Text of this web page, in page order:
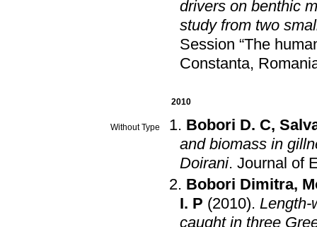
drivers on benthic
study from two
Session “The
Constanta,
2010
Without Type Bobori D. C,
and biomass in
Doirani. Journal of
Bobori Dimitra,
I. P (2010). Length-
caught in three